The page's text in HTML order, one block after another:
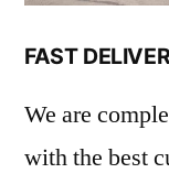
FAST
We are
with the best